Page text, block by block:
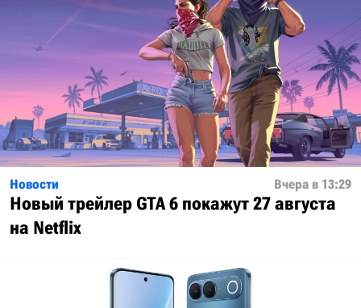
Новости Вчера в 13:29
Новый трейлер GTA 6 покажут 27 августа
на Netflix